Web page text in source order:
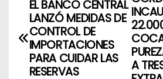
a
A
EL BANCO CENTRAL
LANZÓ MEDIDAS DE
CONTROL DE
IMPORTACIONES
PARA CUIDAR LAS
RESERVAS